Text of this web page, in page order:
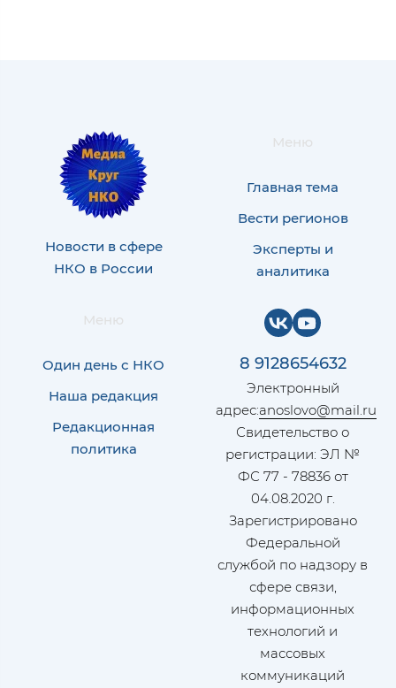
Новости в сфере
НКО в России
Меню
Главная тема
Вести регионов
Эксперты и
аналитика
Меню
Один день с НКО
Наша редакция
Редакционная
политика
8 9128654632
Электронный
адрес:anoslovo@mail.ru
Свидетельство о
регистрации: ЭЛ №
ФС 77 - 78836 от
04.08.2020 г.
Зарегистрировано
Федеральной
службой по надзору в
сфере связи,
информационных
технологий и
массовых
коммуникаций